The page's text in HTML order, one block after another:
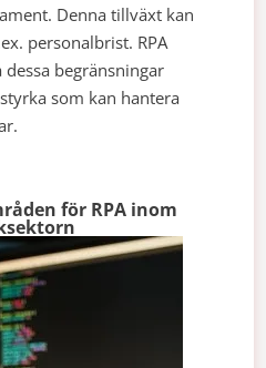
Denna tillväxt kan
personalbrist. RPA
begränsningar
som kan hantera
för RPA inom